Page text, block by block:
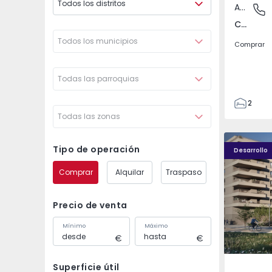
Todos los distritos
Todos los municipios
Todas las parroquias
Todas las zonas
Tipo de operación
Comprar Alquilar Traspaso
Precio de venta
Mínimo Máximo
Superficie útil
Covilhã
Apartamento
Covilhã e Canhoso, Castelo Branco
Comprar
2
85
85
0
4
Desarrollo
PLENO